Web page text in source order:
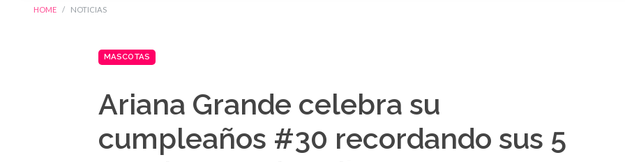
HOME NOTICIAS
MASCOTAS
Ariana Grande celebra su
cumpleaños #30 recordando sus 5